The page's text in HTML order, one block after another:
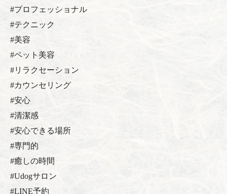
#プロフェッショナル
#テクニック
#美容
#ペット美容
#リラクセーション
#カウンセリング
#安心
#清潔感
#安心できる場所
#専門的
#癒しの時間
#Udogサロン
#LINE予約